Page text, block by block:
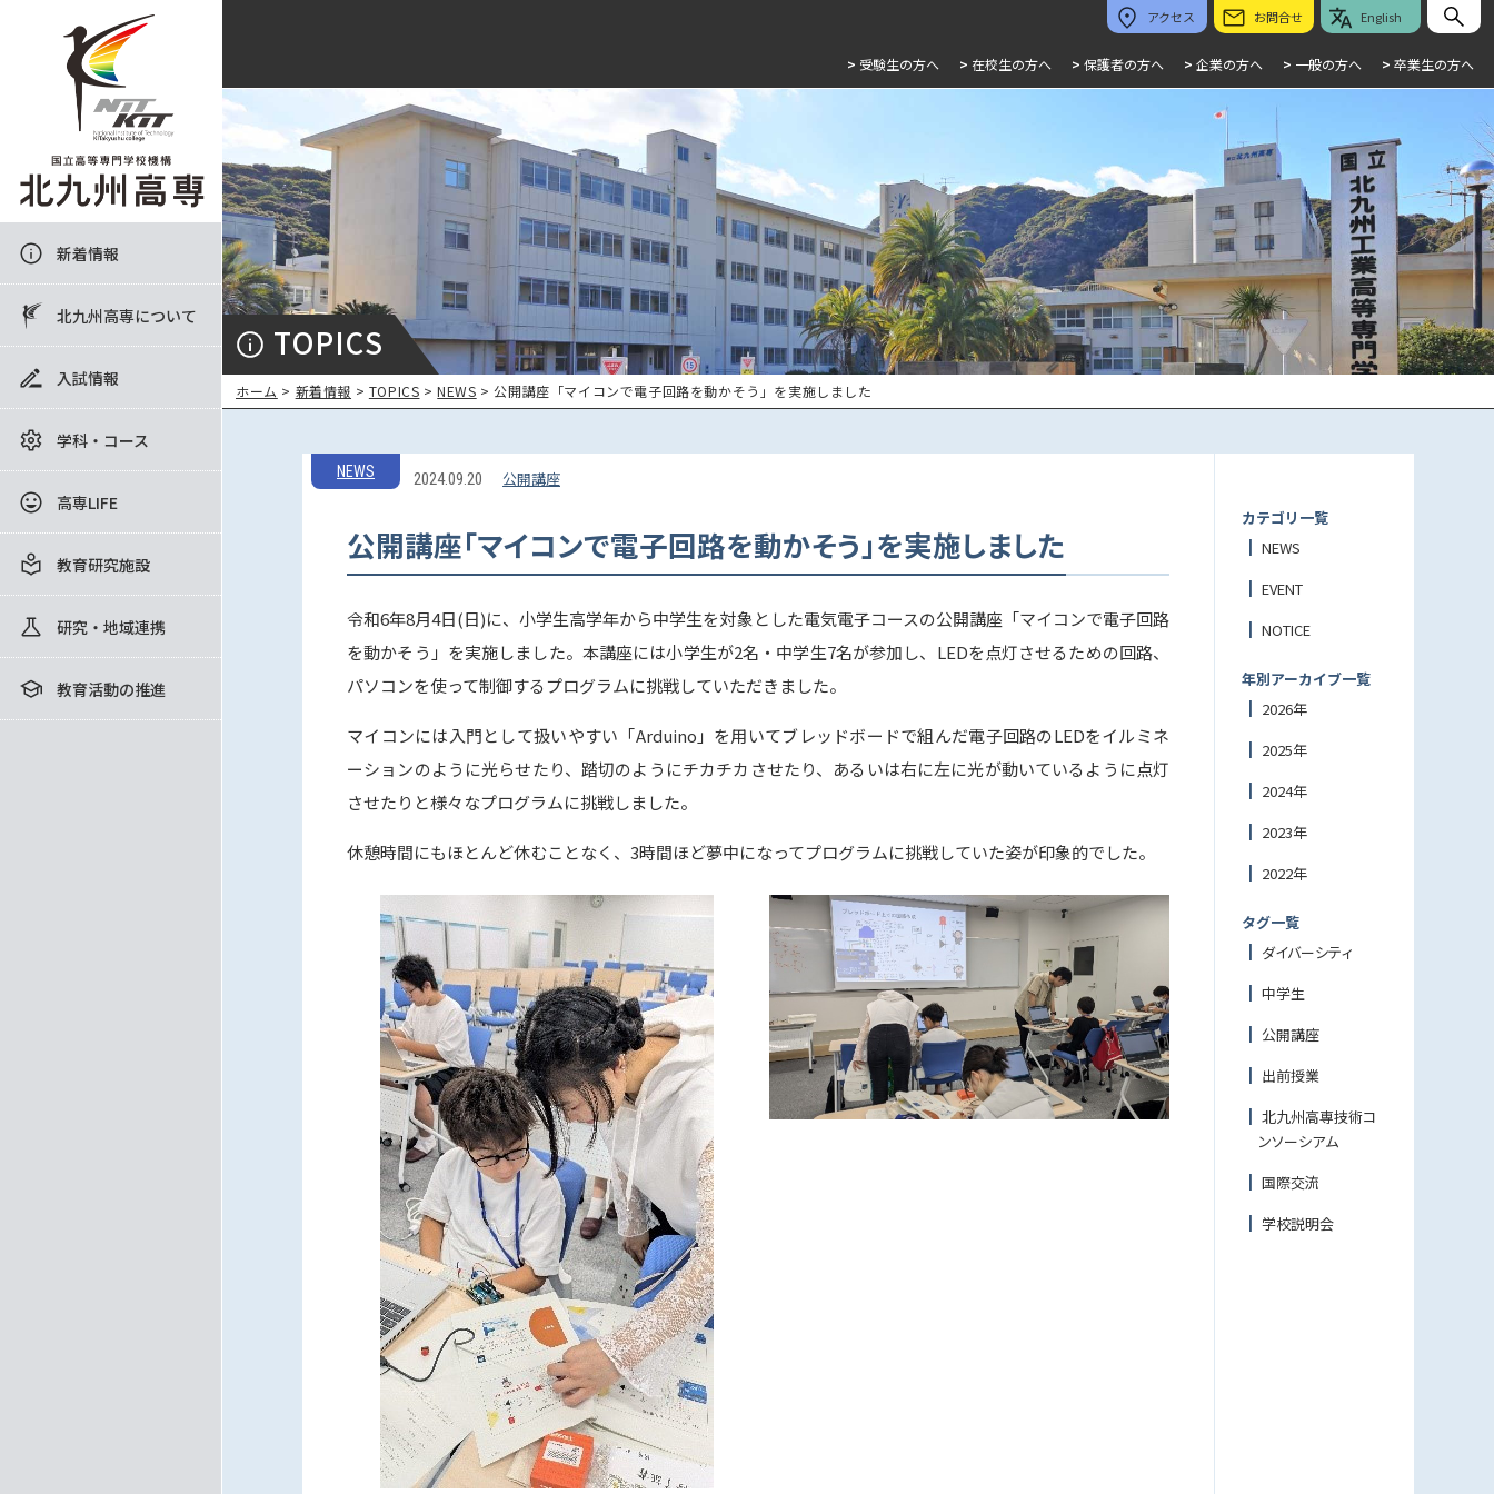
アクセス お問合せ English
> 受験生の方へ > 在校生の方へ > 保護者の方へ > 企業の方へ > 一般の方へ > 卒業生の方へ
新着情報
北九州高専について
入試情報
学科・コース
高専LIFE
教育研究施設
研究・地域連携
教育活動の推進
TOPICS
ホーム > 新着情報 > TOPICS >NEWS > 公開講座「マイコンで電子回路を動かそう」を実施しました
NEWS 2024.09.20 公開講座
公開講座「マイコンで電子回路を動かそう」を実施しました
令和6年8月4日(日)に、小学生高学年から中学生を対象とした電気電子コースの公開講座「マイコンで電子回路
を動かそう」を実施しました。本講座には小学生が2名・中学生7名が参加し、LEDを点灯させるための回路、
パソコンを使って制御するプログラムに挑戦していただきました。
マイコンには入門として扱いやすい「Arduino」を用いてブレッドボードで組んだ電子回路のLEDをイルミネ
ーションのように光らせたり、踏切のようにチカチカさせたり、あるいは右に左に光が動いているように点灯
させたりと様々なプログラムに挑戦しました。
休憩時間にもほとんど休むことなく、3時間ほど夢中になってプログラムに挑戦していた姿が印象的でした。
カテゴリ一覧
NEWS
EVENT
NOTICE
年別アーカイブ一覧
2026年
2025年
2024年
2023年
2022年
タグ一覧
ダイバーシティ
中学生
公開講座
出前授業
北九州高専技術コ
ンソーシアム
国際交流
学校説明会